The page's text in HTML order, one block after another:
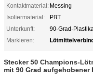
Kontaktmaterial: Messing
Isoliermaterial:
PBT
Unterkunft:
90-Grad-
Markieren:
Stecker50 Champions-
mit 90 Grad